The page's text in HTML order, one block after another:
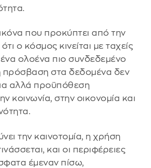
που προκύπτει από την
ο κόσμος κινείται με ταχείς
ολοένα πιο συνδεδεμένο
πρόσβαση στα δεδομένα δεν
αλλά προϋπόθεση
κοινωνία, στην οικονομία και
την καινοτομία, η χρήση
και οι περιφέρειες
έμεναν πίσω,